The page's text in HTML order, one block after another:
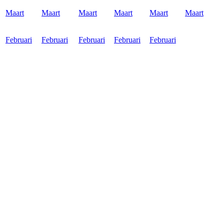
Maart Maart Maart Maart Maart Maart
Februari Februari Februari Februari Februari